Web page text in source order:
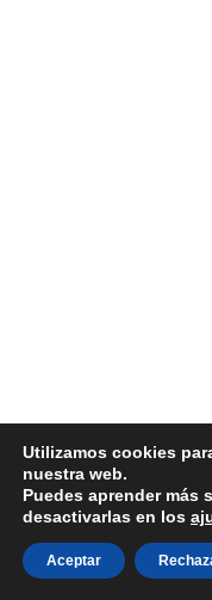
© 2026 NG-
Aviso Legal|Política
Utilizamos cookies
nuestra web.
Puedes aprender más
desactivarlas en los
Aceptar